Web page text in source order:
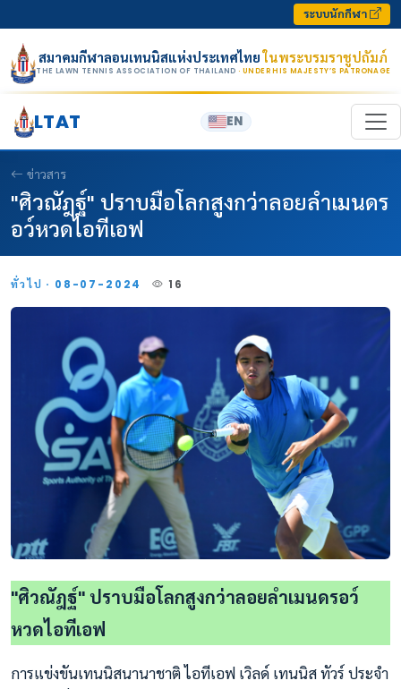
ระบบนักกีฬา
สมาคมกีฬาลอนเทนนิสแห่งประเทศไทยในพระบรมราชูปถัมภ์
THE LAWN TENNIS ASSOCIATION OF THAILAND · UNDER HIS MAJESTY’S PATRONAGE
LTAT EN
ข่าวสาร
"ศิวณัฎฐ์" ปราบมือโลกสูงกว่าลอยลำเมนดร
อว์หวดไอทีเอฟ
ทั่วไป · 08-07-2024 16
"ศิวณัฎฐ์" ปราบมือโลกสูงกว่าลอยลำเมนดรอว์
หวดไอทีเอฟ
การแข่งขันเทนนิสนานาชาติ ไอทีเอฟ เวิลด์ เทนนิส ทัวร์ ประจำ